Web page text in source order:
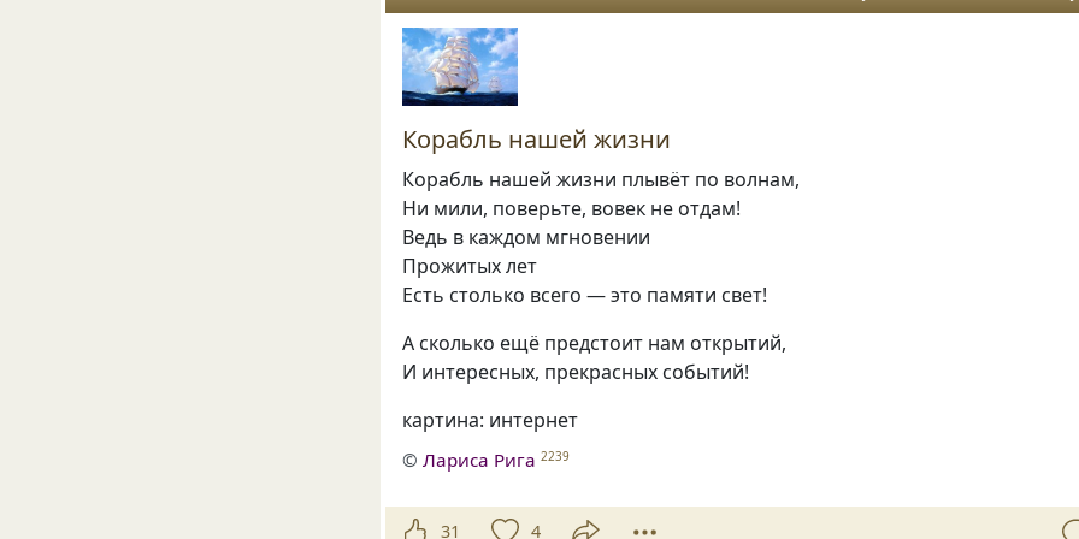
Корабль нашей жизни
Корабль нашей жизни плывёт по волнам,
Ни мили, поверьте, вовек не отдам!
Ведь в каждом мгновении
Прожитых лет
Есть столько всего — это памяти свет!
А сколько ещё предстоит нам открытий,
И интересных, прекрасных событий!
картина: интернет
©Лариса Рига 2239
31 4